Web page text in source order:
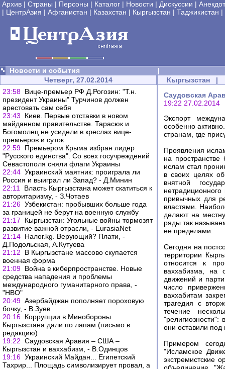
Архив | Страны | Персоны | Каталог | Новости | Дискуссии |
| ЦентрАзия | Афганистан | Казахстан | Кыргызстан | Таджикистан |
Новости и события
|
Четверг, 27.02.2014
23:58 Вице-премьер РФ Д.Рогозин: "Т.н.
президент Украины" Турчинов должен
арестовать сам себя
23:43
Киев. Первые отставки в новом
майданном правительстве. Тарасюк и
Богомолец не усидели в креслах вице-
премьеров и суток
22:59 Премьером Крыма избран лидер
"Русского единства". Со всех госучреждений
Севастополя сняли флаги Украины
22:44 Украинский маятник: проиграла ли
Россия и выиграл ли Запад? - Д.Минин
22:11
Власть Кыргызстана может скатиться к
авторитаризму, - З.Чотаев
21:26 Узбекистан: пробывших больше года
за границей не берут на военную службу
21:17
Кыргызстан: Угольные войны тормозят
развитие важной отрасли, - EurasiaNet
21:14 Налог.kg. Верующий? Плати, -
Д.Подольская, А.Кутуева
21:12
В Кыргызстане массово скупается
военная форма
21:09 Война в киберпространстве. Новые
средства нападения и проблемы
международного гуманитарного права, -
"НВО"
20:49 Азербайджан пополняет пороховую
бочку, - В.Зуев
20:16 Коррупции в Минобороны
Кыргызстана дали по лапам (письмо в
редакцию)
19:22 Саудовская Аравия – США –
Кыргызстан и ваххабизм, - В.Одинцов
19:16 Украинский Майдан... Египетский
Тахрир... Площадь символизирует провал, а
Кыргызстан |
Саудовская
19:22 27.02.2014
Экспорт
особенно
странам, где
Проявления
на
ислам стал
в своих целях
внятной
привычных для
властями.
делают на
ряды так
ее пределами.
Сегодня на
территории
относится к
ваххабизма, на
движений и
число
ваххабитам
трагедия с
течение
"религиозности":
они оставили
Примером
"Исламское
экстремистские